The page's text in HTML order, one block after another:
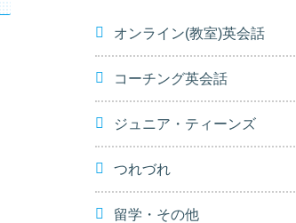
オンライン(教室)英会話
コーチング英会話
ジュニア・ティーンズ
つれづれ
留学・その他